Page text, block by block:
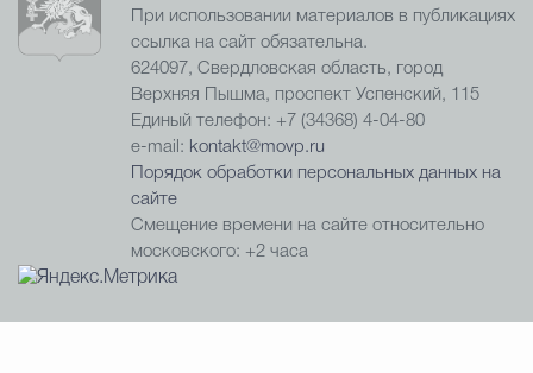
При использовании материалов в публикациях
ссылка на сайт обязательна.
624097, Свердловская область, город
Верхняя Пышма, проспект Успенский, 115
Единый телефон: +7 (34368) 4-04-80
e-mail: kontakt@movp.ru
Порядок обработки персональных данных на
сайте
Смещение времени на сайте относительно
московского: +2 часа